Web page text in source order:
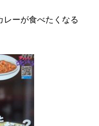
レーが食べたくなる